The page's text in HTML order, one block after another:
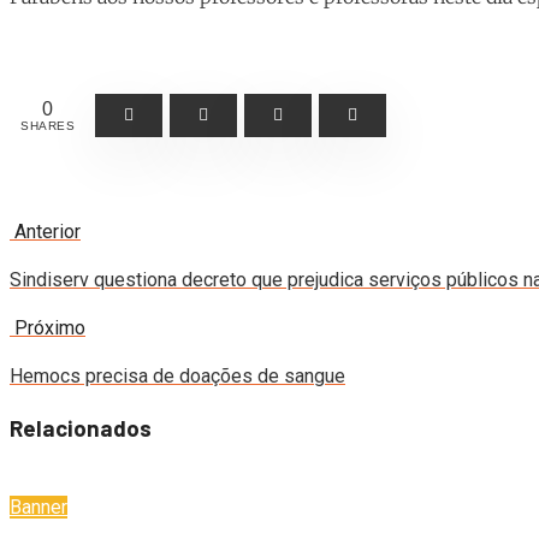
0
SHARES
Anterior
Sindiserv questiona decreto que prejudica serviços públicos
Próximo
Hemocs precisa de doações de sangue
Relacionados
Banner